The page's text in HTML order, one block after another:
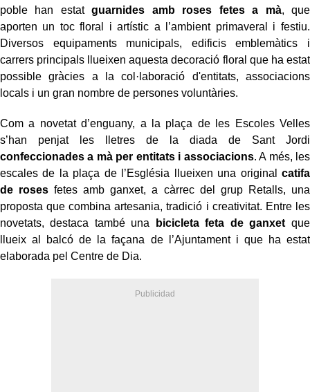
poble han estatguarnides amb roses fetes a mà, que
aporten un toc floral i artístic a l’ambient primaveral i festiu.
Diversos equipaments municipals, edificis emblemàtics i
carrers principals llueixen aquesta decoració floral que ha estat
possible gràcies a la col·laboració d'entitats, associacions
locals i un gran nombre de persones voluntàries.
Com a novetat d’enguany, a la plaça de les Escoles Velles
s’han penjat les lletres de la diada de Sant Jordi
confeccionades a mà per entitats i associacions. A més, les
escales de la plaça de l’Església llueixen una original catifa
de roses fetes amb ganxet, a càrrec del grup Retalls, una
proposta que combina artesania, tradició i creativitat. Entre les
novetats, destaca també una bicicleta feta de ganxet que
llueix al balcó de la façana de l’Ajuntament i que ha estat
elaborada pel Centre de Dia.